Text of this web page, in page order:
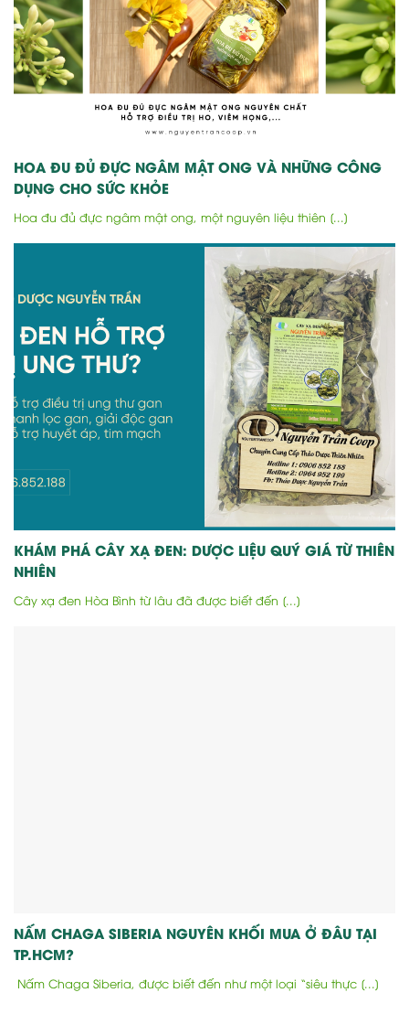
HOA ĐU ĐỦ ĐỰC NGÂM MẬT ONG VÀ NHỮNG CÔNG
DỤNG CHO SỨC KHỎE
Hoa đu đủ đực ngâm mật ong, một nguyên liệu thiên [...]
KHÁM PHÁ CÂY XẠ ĐEN: DƯỢC LIỆU QUÝ GIÁ TỪ THIÊN
NHIÊN
Cây xạ đen Hòa Bình từ lâu đã được biết đến [...]
NẤM CHAGA SIBERIA NGUYÊN KHỐI MUA Ở ĐÂU TẠI
TP.HCM?
Nấm Chaga Siberia, được biết đến như một loại “siêu thực [...]